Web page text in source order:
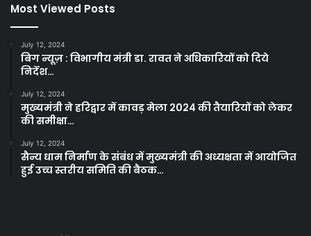
Most Viewed Posts
July 12, 2024
बिग न्यूज़ : विभागीय मंत्री डा. रावत ने अधिकारियों को दिये
निर्देश…
July 12, 2024
मुख्यमंत्री ने हरिद्वार में कावड़ मेला 2024 की तैयारियों को लेकर
की समीक्षा…
July 12, 2024
सैन्य धाम निर्माण के संबंध में मुख्यमंत्री की अध्यक्षता में आयोजित
हुई उच्च स्तरीय समिति की बैठक…